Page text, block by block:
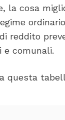
la cosa
ordinario
reddito
e comunali.
questa